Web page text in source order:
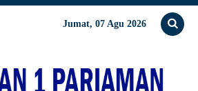
Jumat, 07 Agu 2026